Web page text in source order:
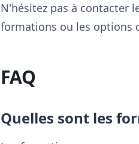
N'hésitez pas à contacter
formations ou les options
FAQ
Quelles sont les